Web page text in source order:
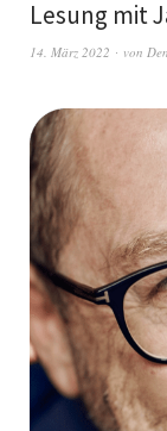
Lesung mit
14. März 2022 von